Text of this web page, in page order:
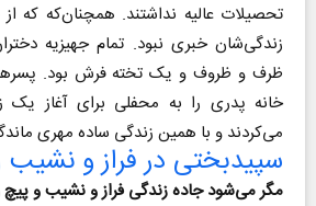
تحصیلات عالیه نداشتند. همچنان‌که که
زندگی‌شان خبری نبود. تمام جهیزیه
ظرف و ظروف و یک تخته فرش بود.
خانه پدری را به محفلی برای آغاز یک
می‌کردند و با همین زندگی ساده مهری
سپیدبختی در فراز و نشیب
مگر می‌شود جاده زندگی فراز و نشیب و